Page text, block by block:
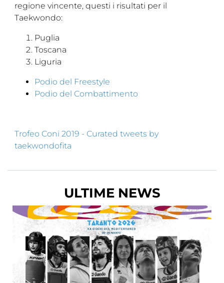
Cerca
Feed
Dove siamo
Fita HUB
regione vincente, questi i risultati per il
Taekwondo:
Puglia
Toscana
Liguria
Podio del Freestyle
Podio del Combattimento
Trofeo Coni 2019 - Curated tweets by
taekwondofita
ULTIME NEWS